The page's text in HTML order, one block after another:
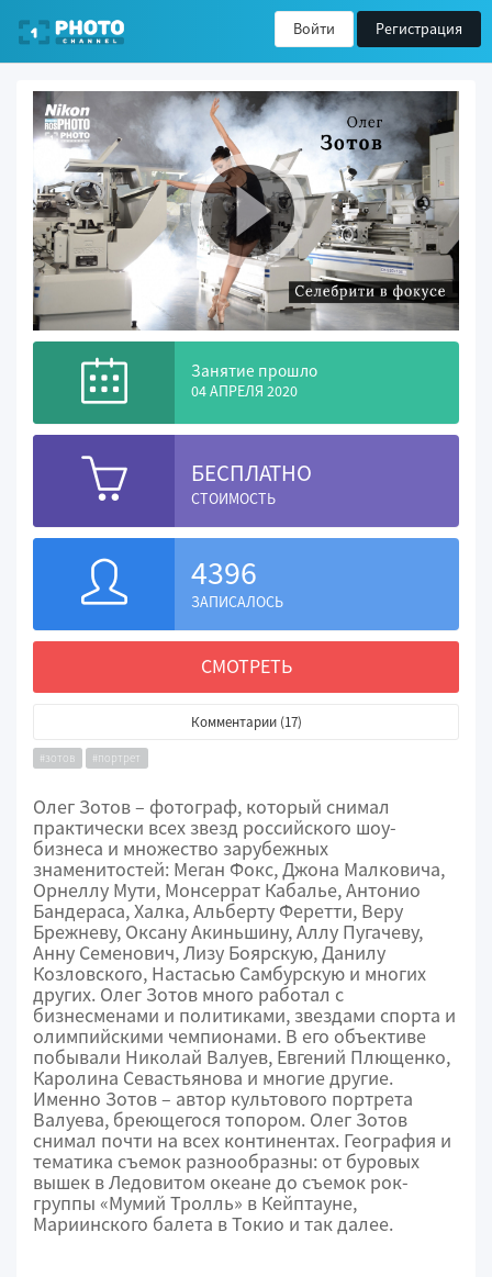
Войти Регистрация
Занятие прошло
04 АПРЕЛЯ 2020
БЕСПЛАТНО
СТОИМОСТЬ
4396
ЗАПИСАЛОСЬ
СМОТРЕТЬ
Комментарии (17)
#зотов #портрет
Олег Зотов – фотограф, который снимал
практически всех звезд российского шоу-
бизнеса и множество зарубежных
знаменитостей: Меган Фокс, Джона Малковича,
Орнеллу Мути, Монсеррат Кабалье, Антонио
Бандераса, Халка, Альберту Феретти, Веру
Брежневу, Оксану Акиньшину, Аллу Пугачеву,
Анну Семенович, Лизу Боярскую, Данилу
Козловского, Настасью Самбурскую и многих
других. Олег Зотов много работал с
бизнесменами и политиками, звездами спорта и
олимпийскими чемпионами. В его объективе
побывали Николай Валуев, Евгений Плющенко,
Каролина Севастьянова и многие другие.
Именно Зотов – автор культового портрета
Валуева, бреющегося топором. Олег Зотов
снимал почти на всех континентах. География и
тематика съемок разнообразны: от буровых
вышек в Ледовитом океане до съемок рок-
группы «Мумий Тролль» в Кейптауне,
Мариинского балета в Токио и так далее.